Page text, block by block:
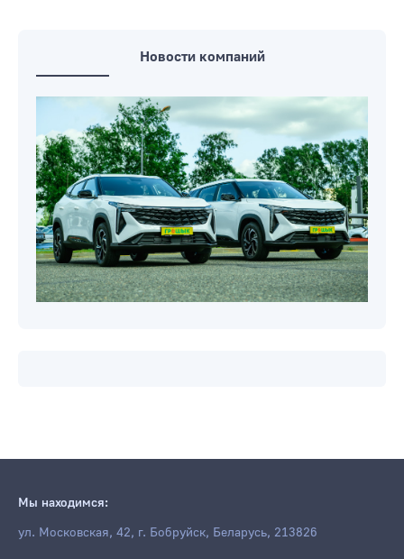
Новости компаний
Мы находимся:
ул. Московская, 42, г. Бобруйск, Беларусь, 213826